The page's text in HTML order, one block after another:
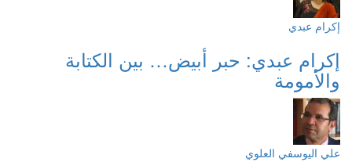
إكرام عبدي
إكرام عبدي: حبر أبيض… بين الكتابة
والأمومة
علي اليوسفي العلوي